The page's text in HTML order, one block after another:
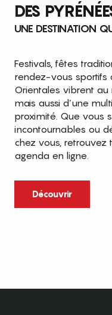
DES
UNE DESTINATION
Festivals, fêtes
rendez-vous sportifs
Orientales vibrent
mais aussi d’une
proximité. Que vous
incontournables ou
chez vous, retrouvez
agenda en ligne.
Découvrir
Top des
cet été dans
Entre mer
caractère et
Pyrénées-
idéale pour